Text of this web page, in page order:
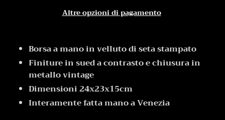
Altre opzioni di pagamento
del
prodotto
nel
carrello
Borsa a mano in velluto di seta stampato
Finiture in sued a contrasto e chiusura in
metallo vintage
Dimensioni 24x23x15cm
Interamente fatta mano a Venezia